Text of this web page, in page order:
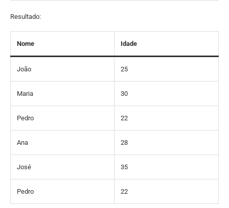
Resultado:
Nome Idade
João 25
Maria 30
Pedro 22
Ana 28
José 35
Pedro 22